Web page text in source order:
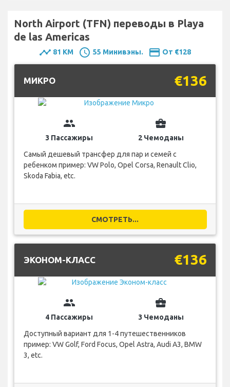
North Airport (TFN) переводы в Playa
de las Americas
timeline 81 KM schedule 55 Минивэны. payment От €128
MИКРО €136
group
3 Пассажиры
business_center
2 Чемоданы
Самый дешевый трансфер для пар и семей с
ребенком пример: VW Polo, Opel Corsa, Renault Clio,
Skoda Fabia, etc.
СМОТРЕТЬ...
ЭКОНОМ-КЛАСС €136
group
4 Пассажиры
business_center
3 Чемоданы
Доступный вариант для 1-4 путешественников
пример: VW Golf, Ford Focus, Opel Astra, Audi A3, BMW
3, etc.